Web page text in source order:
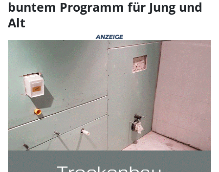
buntem Programm für Jung und
Alt